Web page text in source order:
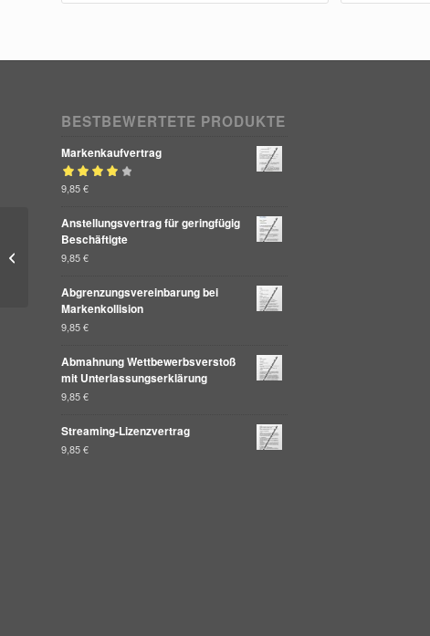
BESTBEWERTETE PRODUKTE
Markenkaufvertrag
Bewertet mit
9,85€
Anstellungsvertrag für geringfügig
Beschäftigte
9,85€
Abgrenzungsvereinbarung bei
Markenkollision
9,85€
Abmahnung Wettbewerbsverstoß
mit Unterlassungserklärung
9,85€
Streaming-Lizenzvertrag
9,85€
Muster eines
Bewerberangabenblatts